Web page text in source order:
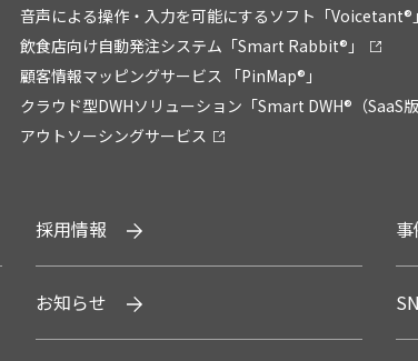
音声による操作・入力を可能にするソフト「Voicetant®」
飲食店向け自動発注システム「Smart Rabbit®」
顧客情報マッピングサービス 「PinMap®」
クラウド型DWHソリューション「Smart DWH®（SaaS版
アウトソーシングサービス
採用情報
お知らせ